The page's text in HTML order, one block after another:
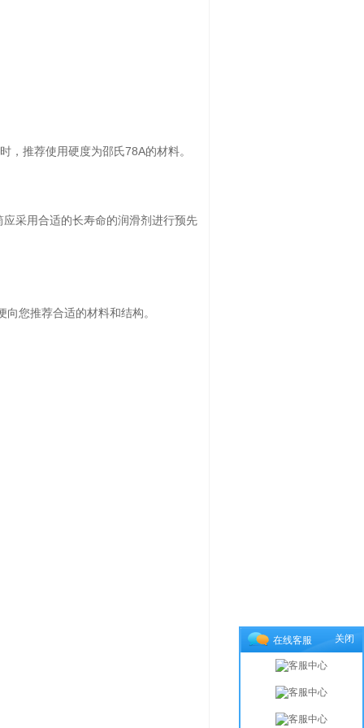
时，推荐使用硬度为邵氏78A的材料。
采用合适的长寿命的润滑剂进行预先
您推荐合适的材料和结构。
在线客服 关闭